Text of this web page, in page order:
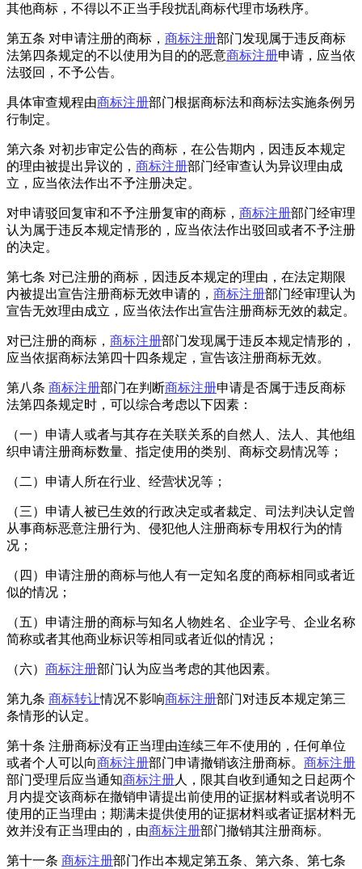
其他商标，不得以不正当手段扰乱商标代理市场秩序。
第五条 对申请注册的商标， 商标注册部门发现属于违反商标
法第四条规定的不以使用为目的的恶意商标注册申请，应当依
法驳回，不予公告。
具体审查规程由商标注册部门根据商标法和商标法实施条例另
行制定。
第六条 对初步审定公告的商标，在公告期内，因违反本规定
的理由被提出异议的， 商标注册部门经审查认为异议理由成
立，应当依法作出不予注册决定。
对申请驳回复审和不予注册复审的商标， 商标注册部门经审理
认为属于违反本规定情形的，应当依法作出驳回或者不予注册
的决定。
第七条 对已注册的商标，因违反本规定的理由，在法定期限
内被提出宣告注册商标无效申请的， 商标注册部门经审理认为
宣告无效理由成立，应当依法作出宣告注册商标无效的裁定。
对已注册的商标， 商标注册部门发现属于违反本规定情形的，
应当依据商标法第四十四条规定，宣告该注册商标无效。
第八条 商标注册部门在判断商标注册申请是否属于违反商标
法第四条规定时，可以综合考虑以下因素：
（一）申请人或者与其存在关联关系的自然人、法人、其他组
织申请注册商标数量、指定使用的类别、商标交易情况等；
（二）申请人所在行业、经营状况等；
（三）申请人被已生效的行政决定或者裁定、司法判决认定曾
从事商标恶意注册行为、侵犯他人注册商标专用权行为的情
况；
（四）申请注册的商标与他人有一定知名度的商标相同或者近
似的情况；
（五）申请注册的商标与知名人物姓名、企业字号、企业名称
简称或者其他商业标识等相同或者近似的情况；
（六） 商标注册部门认为应当考虑的其他因素。
第九条 商标转让情况不影响商标注册部门对违反本规定第三
条情形的认定。
第十条 注册商标没有正当理由连续三年不使用的，任何单位
或者个人可以向商标注册部门申请撤销该注册商标。 商标注册
部门受理后应当通知商标注册人，限其自收到通知之日起两个
月内提交该商标在撤销申请提出前使用的证据材料或者说明不
使用的正当理由；期满未提供使用的证据材料或者证据材料无
效并没有正当理由的，由商标注册部门撤销其注册商标。
第十一条 商标注册部门作出本规定第五条、第六条、第七条